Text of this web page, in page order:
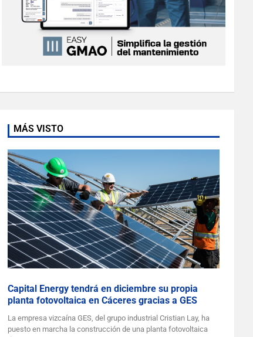
MÁS VISTO
Capital Energy tendrá en diciembre su propia
planta fotovoltaica en Cáceres gracias a GES
La empresa vizcaína GES, del grupo industrial Cristian Lay, ha
puesto en marcha la construcción de una planta fotovoltaica